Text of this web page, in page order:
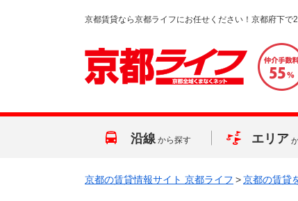
京都賃貸なら京都ライフにお任せください！京都府下で
沿線 から探す エリア
京都の賃貸情報サイト 京都ライフ >京都の賃貸